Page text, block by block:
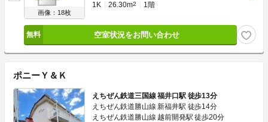
画像：18枚
1K 26.30m2 1階
空室状況をお問い合わせ
ポニーＹ＆Ｋ
えちぜん鉄道三国線 福井口駅 徒歩13分
えちぜん鉄道勝山線 新福井駅 徒歩14分
えちぜん鉄道勝山線 越前開発駅 徒歩20分